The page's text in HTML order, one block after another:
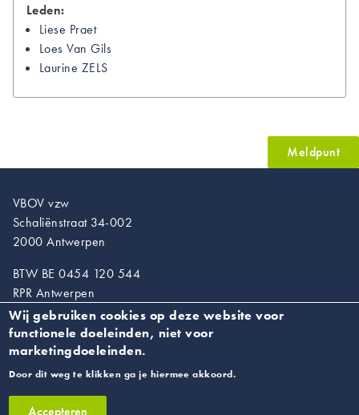
Leden:
Liese Praet
Loes Van Gils
Laurine ZELS
Meldpunt
VBOV vzw
Schaliënstraat 34-002
2000 Antwerpen
BTW BE 0454 120 544
RPR Antwerpen
T. 03/218.89.67
info@vroedvrouwen.be
Privacyverklaring
Wij gebruiken cookies op deze website voor
functionele doeleinden, niet voor
marketingdoeleinden.
Door dit weg te klikken ga je hiermee akkoord.
Accepteren